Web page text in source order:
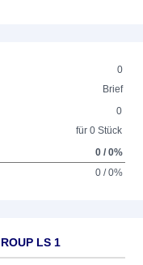
0
Brief
0
für 0 Stück
0 / 0%
0 / 0%
LS 1